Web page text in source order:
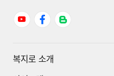
복지로 소개